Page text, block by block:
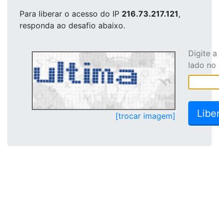
Para liberar o acesso do IP 216.73.217.121,
responda ao desafio abaixo.
[trocar imagem]
Digite
lado no